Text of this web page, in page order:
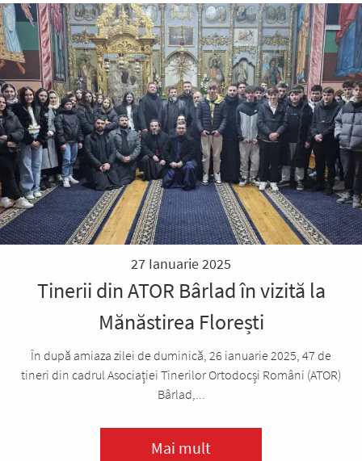
27 Ianuarie 2025
Tinerii din ATOR Bârlad în vizită la
Mănăstirea Florești
În după amiaza zilei de duminică, 26 ianuarie 2025, 47 de
tineri din cadrul Asociației Tinerilor Ortodocși Români (ATOR)
Bârlad,...
Mai mult